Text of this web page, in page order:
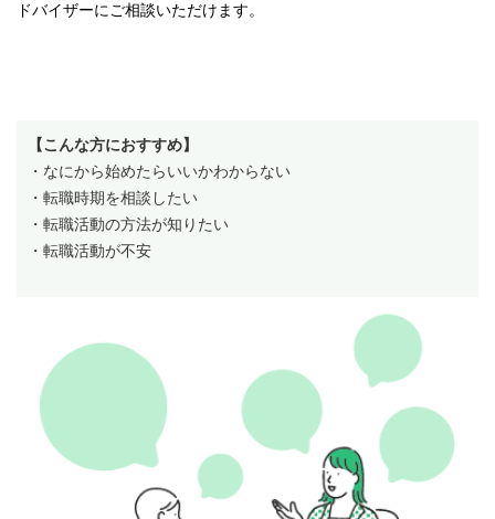
ドバイザーにご相談いただけます。
【こんな方におすすめ】
・なにから始めたらいいかわからない
・転職時期を相談したい
・転職活動の方法が知りたい
・転職活動が不安